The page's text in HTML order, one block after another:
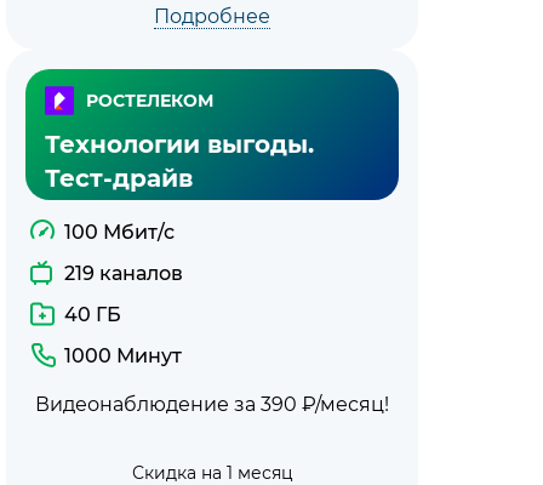
Подробнее
РОСТЕЛЕКОМ
Технологии выгоды.
Тест-драйв
100 Мбит/с
219 каналов
40 ГБ
1000 Минут
Видеонаблюдение за 390 ₽/месяц!
Скидка на 1 месяц